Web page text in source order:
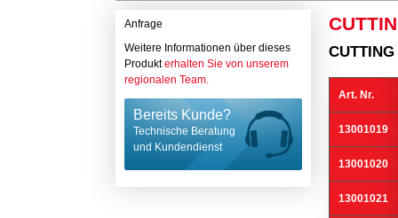
Anfrage
Weitere Informationen über dieses
Produkterhalten Sie von unserem
regionalen Team.
Bereits Kunde?
Technische Beratung
und Kundendienst
Art. Nr.
13001019
13001020
13001021